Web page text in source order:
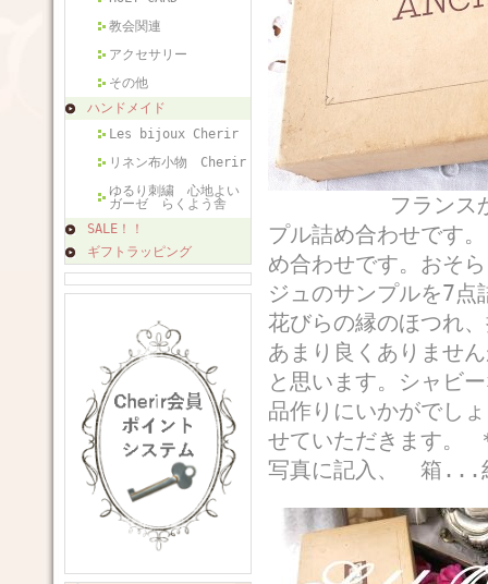
教会関連
アクセサリー
その他
ハンドメイド
Les bijoux Cherir
リネン布小物 Cherir
ゆるり刺繍 心地よい
ガーゼ らくよう舎
SALE！！
ギフトラッピング
フランスから届
プル詰め合わせです
め合わせです。おそ
ジュのサンプルを7点
花びらの縁のほつれ
あまり良くありませ
と思います。シャビ
品作りにいかがでし
せていただきます
写真に記入、 箱...